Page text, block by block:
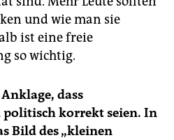
und wie man sie
ist eine freie
so wichtig.
dass
korrekt seien. In
Bild des „kleinen